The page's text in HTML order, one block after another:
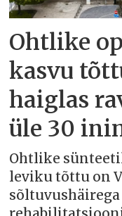
Ohtlike
kasvu
haiglas
üle 30
Ohtlike
leviku tõttu on